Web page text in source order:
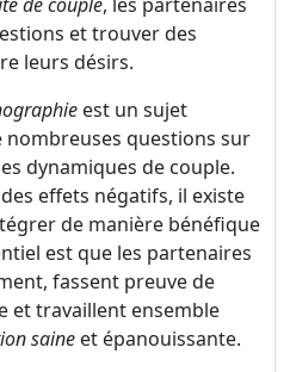
et trouver des
leurs désirs.
est un sujet
nombreuses questions sur
dynamiques de couple.
effets négatifs, il existe
de manière bénéfique
est que les partenaires
fassent preuve de
et travaillent ensemble
saine et épanouissante.